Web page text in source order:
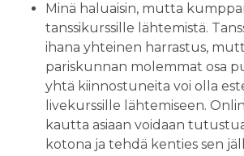
Minä haluaisin, mutta
tanssikurssille lähtemistä.
ihana yhteinen harrastus,
pariskunnan molemmat osa
yhtä kiinnostuneita voi olla
livekurssille lähtemiseen.
kautta asiaan voidaan
kotona ja tehdä kenties sen